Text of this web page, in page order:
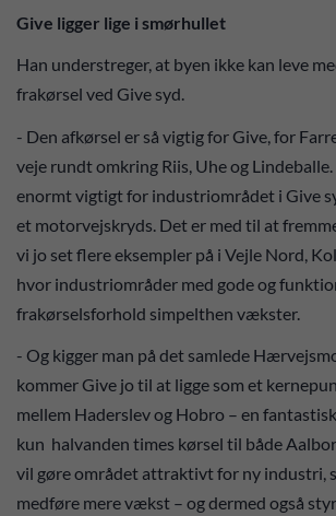
Give ligger lige i smørhullet
Han understreger, at byen ikke kan leve
frakørsel ved Give syd.
- Den afkørsel er så vigtig for Give, for
veje rundt omkring Riis, Uhe og Lindeballe.
enormt vigtigt for industriområdet i Give
et motorvejskryds. Det er med til at
vi jo set flere eksempler på i Vejle Nord,
hvor industriområder med gode og
frakørselsforhold simpelthen vækster.
- Og kigger man på det samlede
kommer Give jo til at ligge som et
mellem Haderslev og Hobro – en
kun halvanden times kørsel til både
vil gøre området attraktivt for ny industri,
medføre mere vækst – og dermed også